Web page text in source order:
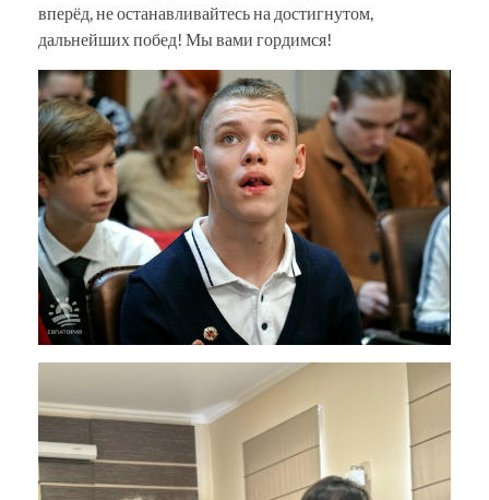
вперёд, не останавливайтесь на достигнутом,
дальнейших побед! Мы вами гордимся!